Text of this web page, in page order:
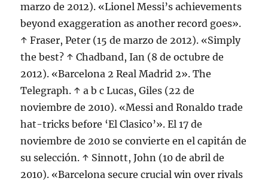
marzo de 2012). «Lionel Messi’s achievements
beyond exaggeration as another record goes».
↑ Fraser, Peter (15 de marzo de 2012). «Simply
the best? ↑ Chadband, Ian (8 de octubre de
2012). «Barcelona 2 Real Madrid 2». The
Telegraph. ↑ a b c Lucas, Giles (22 de
noviembre de 2010). «Messi and Ronaldo trade
hat-tricks before ‘El Clasico’». El 17 de
noviembre de 2010 se convierte en el capitán de
su selección. ↑ Sinnott, John (10 de abril de
2010). «Barcelona secure crucial win over rivals